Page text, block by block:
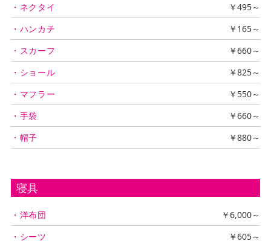
・ネクタイ
￥495～
・ハンカチ
￥165～
・スカーフ
￥660～
・ショール
￥825～
・マフラー
￥550～
・手袋
￥660～
・帽子
￥880～
寝具
・洋布団
￥6,000～
・シーツ
￥605～